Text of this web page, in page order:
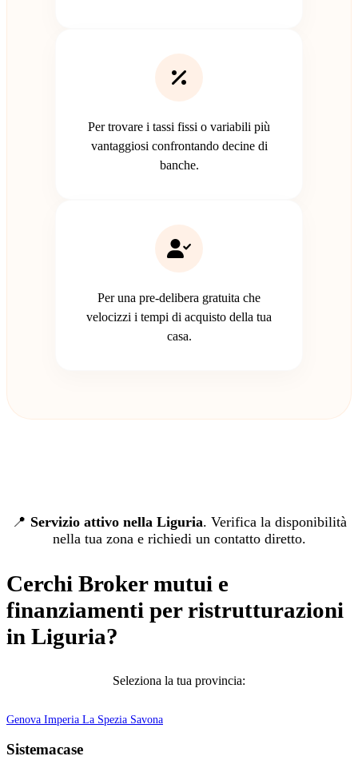
Per trovare i tassi fissi o variabili più
vantaggiosi confrontando decine di
banche.
Per una pre-delibera gratuita che
velocizzi i tempi di acquisto della tua
casa.
📍 Servizio attivo nella Liguria. Verifica la disponibilità
nella tua zona e richiedi un contatto diretto.
Cerchi Broker mutui e
finanziamenti per ristrutturazioni
in Liguria?
Seleziona la tua provincia:
Genova Imperia La Spezia Savona
Sistemacase